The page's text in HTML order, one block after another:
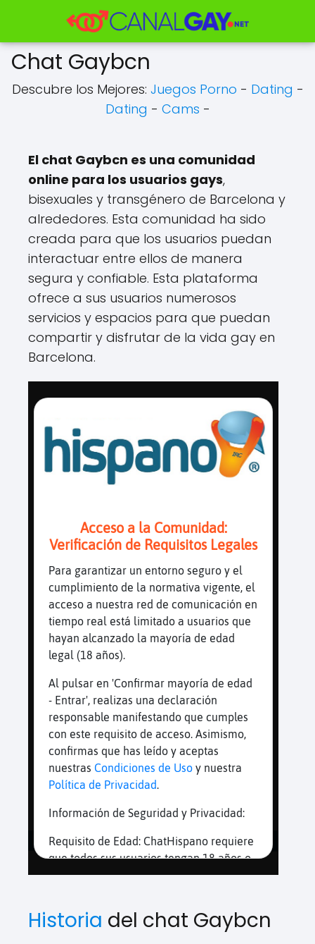
Chat Gaybcn
Descubre los Mejores: Juegos Porno - Dating -
Dating - Cams -
El chat Gaybcn es una comunidad
online para los usuarios gays,
bisexuales y transgénero de Barcelona y
alrededores. Esta comunidad ha sido
creada para que los usuarios puedan
interactuar entre ellos de manera
segura y confiable. Esta plataforma
ofrece a sus usuarios numerosos
servicios y espacios para que puedan
compartir y disfrutar de la vida gay en
Barcelona.
Historia del chat Gaybcn